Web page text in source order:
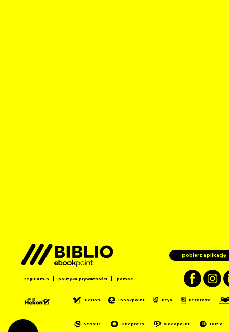
pobierz aplikację
regulamin | polityka prywatności | pomoc
Helion Ebookpoint Beya Bezdroza
Sensus Onepress Videopoint Editio